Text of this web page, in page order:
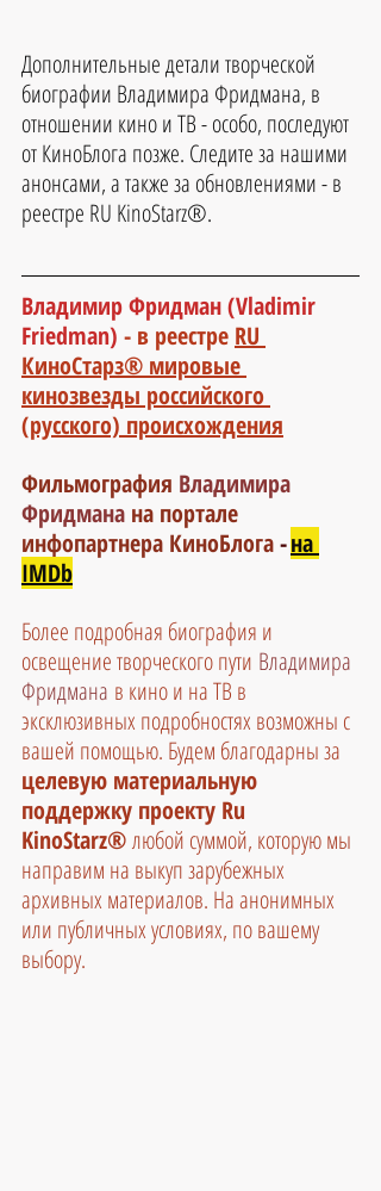
Дополнительные детали творческой
биографии Владимира Фридмана, в
отношении кино и ТВ - особо, последуют
от КиноБлога позже. Следите за нашими
анонсами, а также за обновлениями - в
реестре RU KinoStarz®.
Владимир Фридман (Vladimir
Friedman) - в реестре RU
КиноСтарз® мировые
кинозвезды российского
(русского) происхождения
Фильмография Владимира
Фридмана на портале
инфопартнера КиноБлога -на
IMDb
Более подробная биография и
освещение творческого пути Владимира
Фридмана в кино и на ТВ в
эксклюзивных подробностях возможны с
вашей помощью. Будем благодарны за
целевую материальную
поддержку проекту Ru
KinoStarz® любой суммой, которую мы
направим на выкуп зарубежных
архивных материалов. На анонимных
или публичных условиях, по вашему
выбору.